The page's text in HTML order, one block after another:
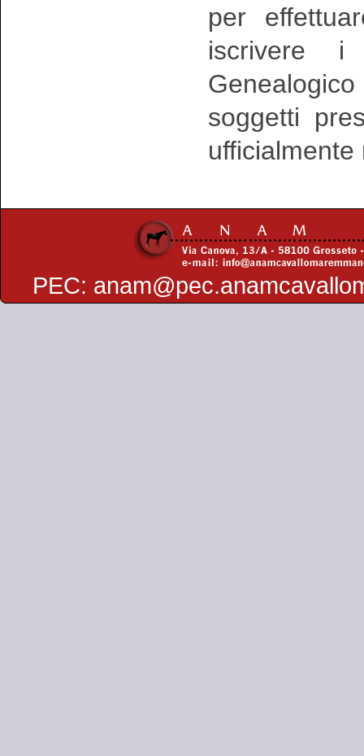
per
iscrivere i
soggetti
PEC: